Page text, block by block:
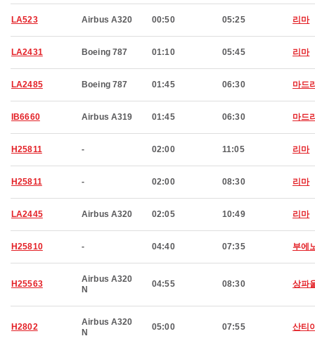
LA523 Airbus A320 00:50 05:25 리마
LA2431 Boeing 787 01:10 05:45 리마
LA2485 Boeing 787 01:45 06:30 마드
IB6660 Airbus A319 01:45 06:30 마드
H25811 - 02:00 11:05 리마
H25811 - 02:00 08:30 리마
LA2445 Airbus A320 02:05 10:49 리마
H25810 - 04:40 07:35 부에
H25563
Airbus A320
N
04:55 08:30 상파
H2802
Airbus A320
N
05:00 07:55 산티